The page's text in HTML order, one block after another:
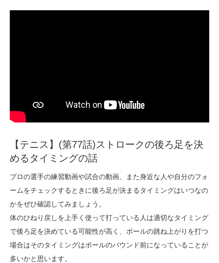
【テニス】(第77話)ストロークの後ろ足を決
めるタイミングの話
プロの選手の練習動画や試合の動画、また身近な人や自分のフォ
ームをチェックするときに後ろ足が決まるタイミングはいつなの
かをぜひ確認してみましょう。
体のひねり戻しを上手く使って打っている人は適切なタイミング
で後ろ足を決めている可能性が高く、ボールの跳ね上がりを打つ
場合はそのタイミングはボールのバウンド前になっていることが
多いかと思います。